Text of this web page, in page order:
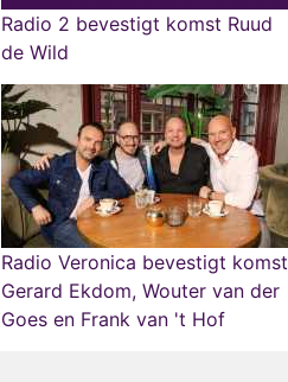
Radio 2 bevestigt komst Ruud
de Wild
Radio Veronica bevestigt komst
Gerard Ekdom, Wouter van der
Goes en Frank van 't Hof